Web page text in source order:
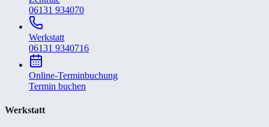
06131 934070
Werkstatt
06131 9340716
Online-Terminbuchung
Termin buchen
Werkstatt